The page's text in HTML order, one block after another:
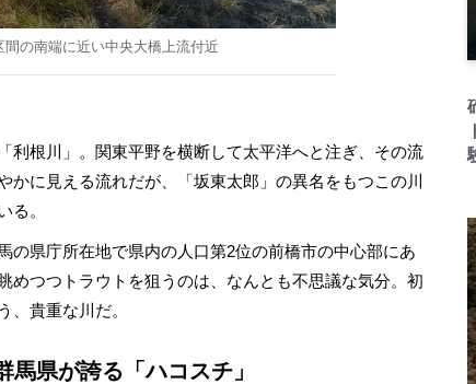
間の南端に近い中央大橋上流付近
根川」。関東平野を横断して太平洋へと注ぎ、その流
に見える流れだが、「坂東太郎」の異名をもつこの川
る。
県庁所在地で県内の人口第2位の前橋市の中心部にあ
めつつトラウトを狙うのは、なんとも不思議な気分。初
、貴重な川だ。
県が誇る「ハコスチ」